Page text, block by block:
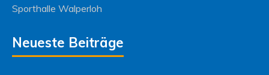
Sporthalle Walperloh
Neueste Beiträge